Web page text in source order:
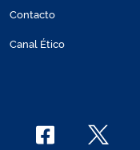
Contacto
Canal Ético